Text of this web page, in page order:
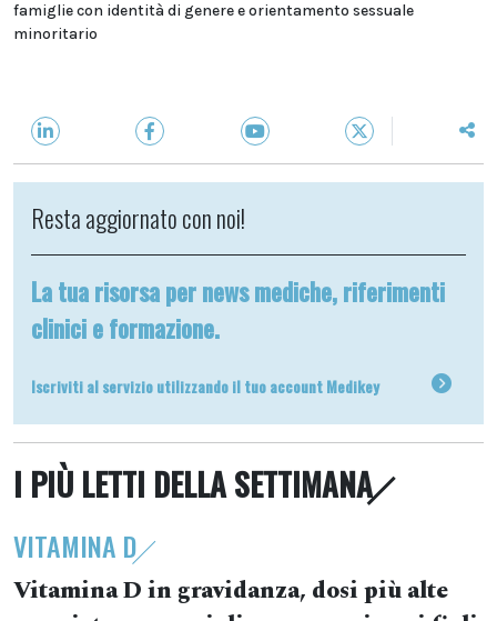
famiglie con identità di genere e orientamento sessuale
minoritario
Resta aggiornato con noi!
La tua risorsa per news mediche, riferimenti
clinici e formazione.
Iscriviti al servizio utilizzando il tuo account Medikey
I PIÙ LETTI DELLA SETTIMANA
VITAMINA D
Vitamina D in gravidanza, dosi più alte